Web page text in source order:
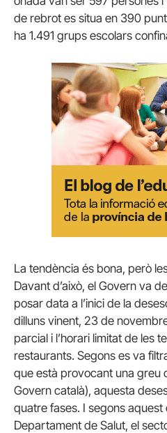
de rebrot es situa en 390
ha 1.491 grups escolars
La tendència és bona, però
Davant d’això, el Govern va
posar data a l’inici de la
dilluns vinent, 23 de
parcial i l’horari limitat de les
restaurants. Segons es va
que està provocant una greu
Govern català), aquesta
quatre fases. I segons
Departament de Salut, el